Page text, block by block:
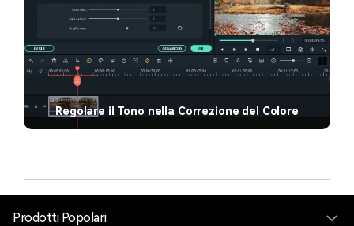
Regolare il Tono nella Correzione del Colore
Prodotti Popolari